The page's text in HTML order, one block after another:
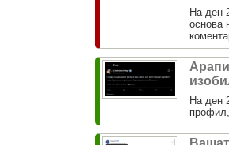
На ден
основа
На ден